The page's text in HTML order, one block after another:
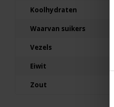
Koolhydraten
Waarvan suikers
Vezels
Eiwit
Zout